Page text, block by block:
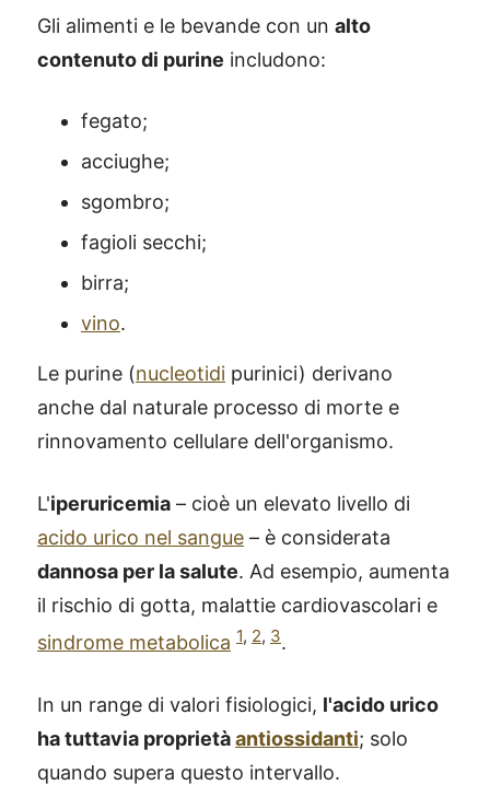
Gli alimenti e le bevande con un alto
contenuto di purine includono:
fegato;
acciughe;
sgombro;
fagioli secchi;
birra;
vino.
Le purine (nucleotidi purinici) derivano
anche dal naturale processo di morte e
rinnovamento cellulare dell'organismo.
L'iperuricemia – cioè un elevato livello di
acido urico nel sangue – è considerata
dannosa per la salute. Ad esempio, aumenta
il rischio di gotta, malattie cardiovascolari e
sindrome metabolica 1, 2, 3.
In un range di valori fisiologici, l'acido urico
ha tuttavia proprietàantiossidanti; solo
quando supera questo intervallo.